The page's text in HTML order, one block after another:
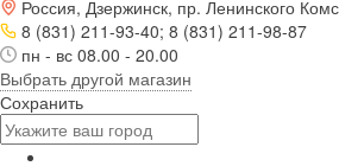
Россия, Дзержинск, пр. Ленинского
8 (831) 211-93-40; 8 (831) 211-98-87
пн - вс 08.00 - 20.00
Выбрать другой магазин
Сохранить